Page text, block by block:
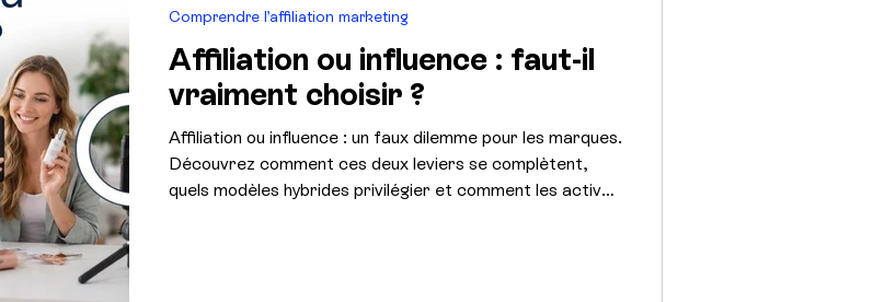
Affiliation ou influence : faut-il
vraiment choisir ?
Affiliation ou influence : un faux dilemme pour les marques.
Découvrez comment ces deux leviers se complètent,
quels modèles hybrides privilégier et comment les activer
Comprendre l’affiliation marketing